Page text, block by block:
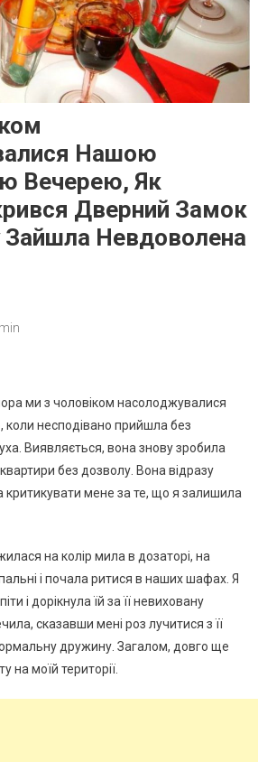
Нашою
Вечерею, Як
Дверний Замок
Зайшла Невдоволена
ми з чоловіком насолоджувалися
несподівано прийшла без
Виявляється, вона знову зробила
без дозволу. Вона відразу
критикувати мене за те, що я залишила
на колір мила в дозаторі, на
і почала ритися в наших шафах. Я
і дорікнула їй за її невиховану
сказавши мені роз лучитися з її
дружину. Загалом, довго ще
на моїй території.